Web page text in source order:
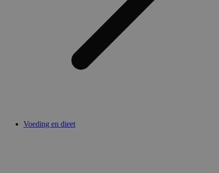
Voeding en dieet